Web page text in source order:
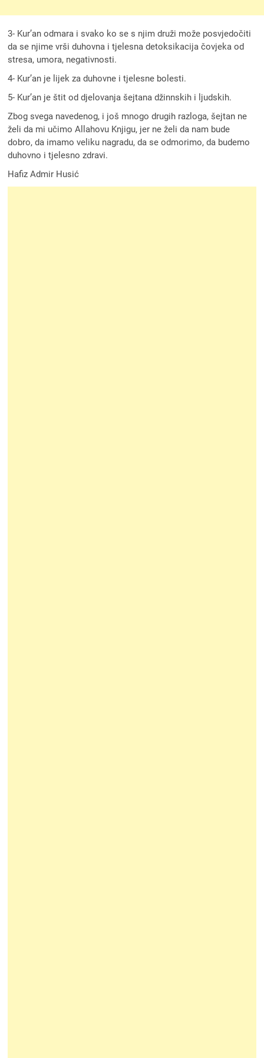
3- Kur’an odmara i svako ko se s njim druži može posvjedočiti
da se njime vrši duhovna i tjelesna detoksikacija čovjeka od
stresa, umora, negativnosti.
4- Kur’an je lijek za duhovne i tjelesne bolesti.
5- Kur’an je štit od djelovanja šejtana džinnskih i ljudskih.
Zbog svega navedenog, i još mnogo drugih razloga, šejtan ne
želi da mi učimo Allahovu Knjigu, jer ne želi da nam bude
dobro, da imamo veliku nagradu, da se odmorimo, da budemo
duhovno i tjelesno zdravi.
Hafiz Admir Husić